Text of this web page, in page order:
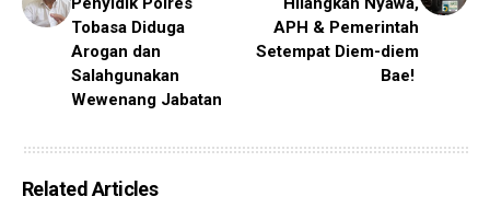
Tobasa Diduga
Arogan dan
Salahgunakan
Wewenang Jabatan
APH & Pemerintah
Setempat Diem-diem
Bae!
Related Articles